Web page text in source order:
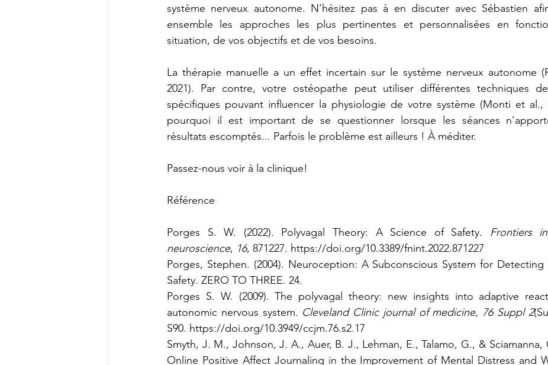
système nerveux autonome. N’hésitez pas à en discuter avec Sébastien
ensemble les approches les plus pertinentes et personnalisées en
situation, de vos objectifs et de vos besoins.
La thérapie manuelle a un effet incertain sur le système nerveux autonome
2021). Par contre, votre ostéopathe peut utiliser différentes techniques
spécifiques pouvant influencer la physiologie de votre système (Monti et al.,
pourquoi il est important de se questionner lorsque les séances
résultats escomptés... Parfois le problème est ailleurs ! À méditer.
Passez-nous voir à la clinique!
Référence
Porges S. W. (2022). Polyvagal Theory: A Science of Safety. Frontiers
neuroscience, 16, 871227. https://doi.org/10.3389/fnint.2022.871227
Porges, Stephen. (2004). Neuroception: A Subconscious System for Detecting
Safety. ZERO TO THREE. 24.
Porges S. W. (2009). The polyvagal theory: new insights into adaptive
autonomic nervous system. Cleveland Clinic journal of medicine, 76 Suppl 2
S90. https://doi.org/10.3949/ccjm.76.s2.17
Smyth, J. M., Johnson, J. A., Auer, B. J., Lehman, E., Talamo, G., & Sciamanna,
Online Positive Affect Journaling in the Improvement of Mental Distress and